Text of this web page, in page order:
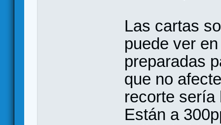
Las cartas
puede ver
preparadas
que no
recorte sería
Están a